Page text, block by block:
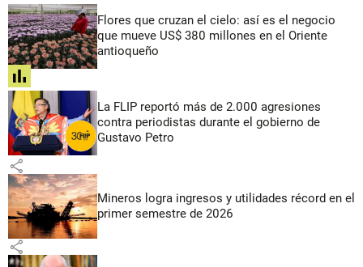
Flores que cruzan el cielo: así es el negocio
que mueve US$ 380 millones en el Oriente
antioqueño
share
La FLIP reportó más de 2.000 agresiones
contra periodistas durante el gobierno de
Gustavo Petro
share
Mineros logra ingresos y utilidades récord en el
primer semestre de 2026
share